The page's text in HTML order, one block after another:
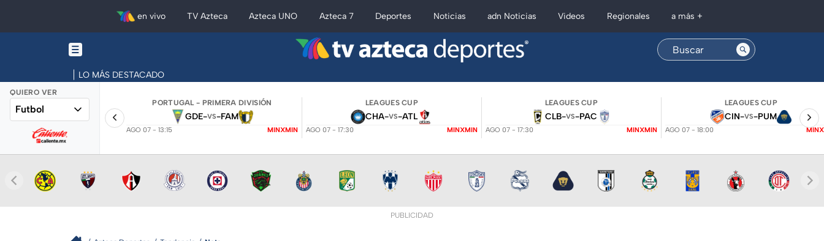
en vivo TV Azteca Azteca UNO Azteca 7 Deportes Noticias adn Noticias Videos Regionales a más +
LO MÁS DESTACADO
QUIERO VER
Futbol
PORTUGAL - PRIMERA DIVISIÓN
GDE-VS-FAM
AGO 07 - 13:15 MINXMIN
LEAGUES CUP
CHA-VS-ATL
AGO 07 - 17:30 MINXMIN
LEAGUES CUP
CLB-VS-PAC
AGO 07 - 17:30 MINXMIN
LEAGUES CUP
CIN-VS-PUM
AGO 07 - 18:00
PUBLICIDAD